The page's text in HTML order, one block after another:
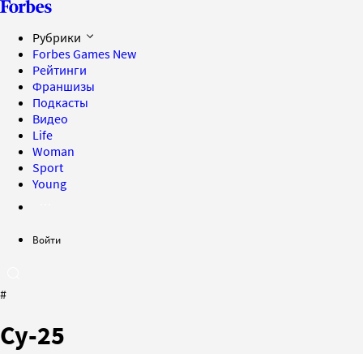
Рубрики
Forbes Games New
Рейтинги
Франшизы
Подкасты
Видео
Life
Woman
Sport
Young
Войти
#
Су-25